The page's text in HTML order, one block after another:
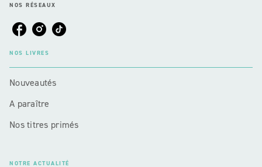
NOS RÉSEAUX
NOS LIVRES
Nouveautés
A paraître
Nos titres primés
NOTRE ACTUALITÉ